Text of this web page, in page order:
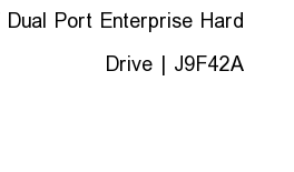
Dual Port Enterprise Hard
Drive | J9F42A